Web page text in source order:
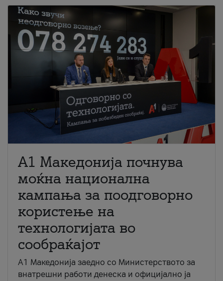
A1 Македонија почнува
моќна национална
кампања за поодговорно
користење на
технологијата во
сообраќајот
A1 Македонија заедно со Министерството за
внатрешни работи денеска и официјално ја